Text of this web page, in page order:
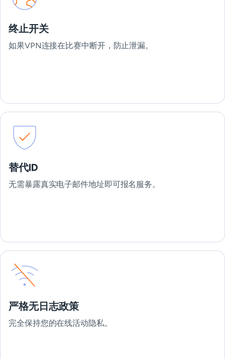
终止开关
如果VPN连接在比赛中断开，防止泄漏。
替代ID
无需暴露真实电子邮件地址即可报名服务。
严格无日志政策
完全保持您的在线活动隐私。